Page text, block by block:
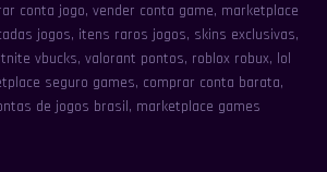
conta jogo, vender conta game, marketplace
jogos, itens raros jogos, skins exclusivas,
vbucks, valorant pontos, roblox robux, lol
seguro games, comprar conta barata,
de jogos brasil, marketplace games